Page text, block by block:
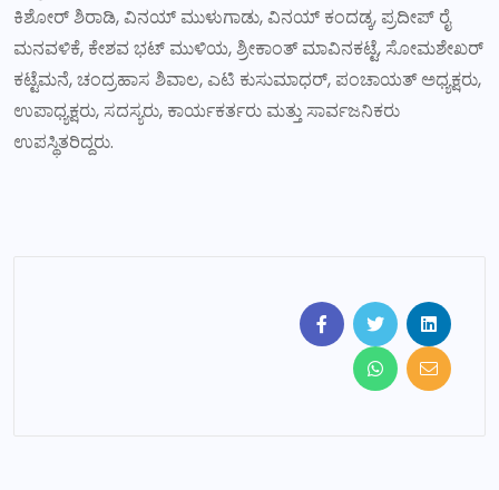
ಕಿಶೋರ್ ಶಿರಾಡಿ, ವಿನಯ್ ಮುಳುಗಾಡು, ವಿನಯ್ ಕಂದಡ್ಕ, ಪ್ರದೀಪ್ ರೈ
ಮನವಳಿಕೆ, ಕೇಶವ ಭಟ್ ಮುಳಿಯ, ಶ್ರೀಕಾಂತ್ ಮಾವಿನಕಟ್ಟೆ, ಸೋಮಶೇಖರ್
ಕಟ್ಟೆಮನೆ, ಚಂದ್ರಹಾಸ ಶಿವಾಲ, ಎಟಿ ಕುಸುಮಾಧರ್, ಪಂಚಾಯತ್ ಅಧ್ಯಕ್ಷರು,
ಉಪಾಧ್ಯಕ್ಷರು, ಸದಸ್ಯರು, ಕಾರ್ಯಕರ್ತರು ಮತ್ತು ಸಾರ್ವಜನಿಕರು
ಉಪಸ್ಥಿತರಿದ್ದರು.